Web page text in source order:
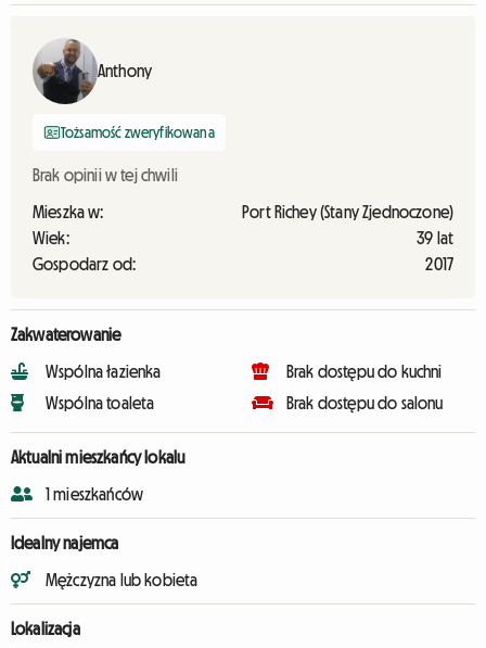
Anthony
Tożsamość zweryfikowana
Brak opinii w tej chwili
Mieszka w:
Port Richey (Stany Zjednoczone)
Wiek:
39 lat
Gospodarz od:
2017
Zakwaterowanie
Wspólna łazienka
Wspólna toaleta
Brak dostępu do kuchni
Brak dostępu do salonu
Aktualni mieszkańcy lokalu
1 mieszkańców
Idealny najemca
Mężczyzna lub kobieta
Lokalizacja